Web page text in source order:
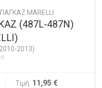
MARELLI
(487L-487N)
2013)
Τιμή: 11,95 €